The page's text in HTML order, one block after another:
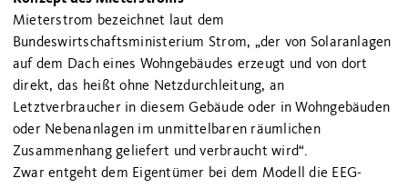
Mieterstrom bezeichnet laut dem
Bundeswirtschaftsministerium Strom, „der von Solaranlagen
auf dem Dach eines Wohngebäudes erzeugt und von dort
direkt, das heißt ohne Netzdurchleitung, an
Letztverbraucher in diesem Gebäude oder in Wohngebäuden
oder Nebenanlagen im unmittelbaren räumlichen
Zusammenhang geliefert und verbraucht wird“.
Zwar entgeht dem Eigentümer bei dem Modell die EEG-